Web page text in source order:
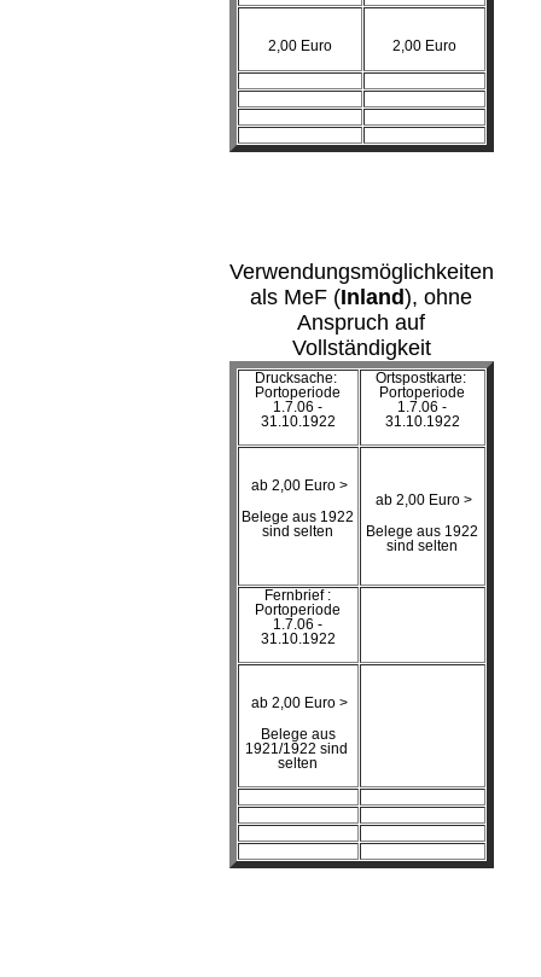
2,00 Euro 2,00 Euro
Verwendungsmöglichkeiten
als MeF (Inland), ohne
Anspruch auf
Vollständigkeit
Drucksache:
Portoperiode
1.7.06 -
31.10.1922
Ortspostkarte:
Portoperiode
1.7.06 -
31.10.1922
ab 2,00 Euro >
Belege aus 1922
sind selten
ab 2,00 Euro >
Belege aus 1922
sind selten
Fernbrief :
Portoperiode
1.7.06 -
31.10.1922
ab 2,00 Euro >
Belege aus
1921/1922 sind
selten